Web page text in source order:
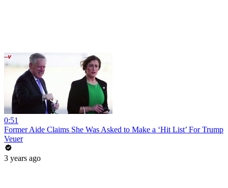
0:51
Former Aide Claims She Was Asked to Make a ‘Hit List’ For Trump
Veuer
3 years ago